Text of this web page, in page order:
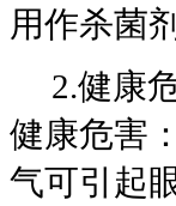
用作杀菌
2.健康危
健康危害
气可引起